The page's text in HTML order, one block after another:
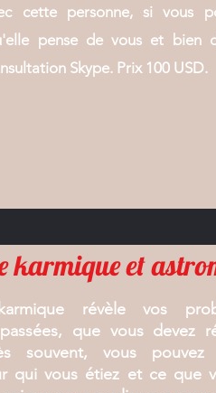
cette personne, si vous
pense de vous et bien
Skype. Prix 100 USD.
karmique et
révèle vos
que vous devez
souvent, vous
qui vous étiez et ce que